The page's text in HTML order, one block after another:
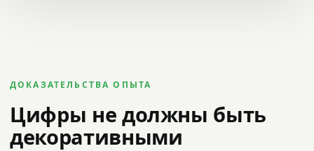
ДОКАЗАТЕЛЬСТВА ОПЫТА
Цифры не должны быть
декоративными